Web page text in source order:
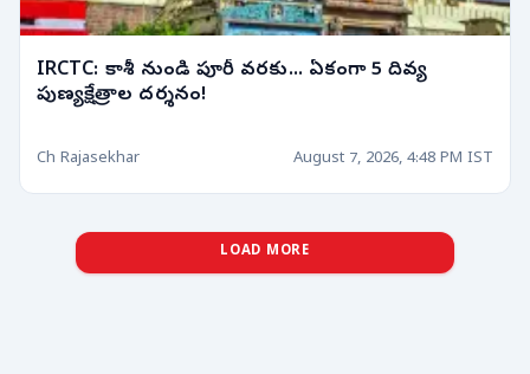
IRCTC: కాశీ నుండి పూరీ వరకు... ఏకంగా 5 దివ్య
పుణ్యక్షేత్రాల దర్శనం!
Ch Rajasekhar August 7, 2026, 4:48 PM IST
LOAD MORE